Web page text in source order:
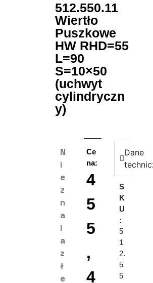
512.550.11
Wiertło
Puszkowe
HW RHD=55
L=90
S=10×50
(uchwyt
cylindryczn
y)
N
i
e
z
n
a
l
a
z
ł
e
Ce
na:
4
5
5
,
4
Dane
S
K
U
:
5
1
2.
5
5